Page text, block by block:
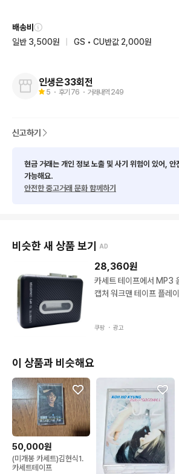
배송비
일반 3,500원
GS • CU반값 2,000원
인생은33회전
5 ・ 후기 76 ・ 거래내역 249
신고하기
현금 거래는 개인 정보 노출 및 사기 위험이 있어, 안
가능해요.
안전한 중고거래 문화 함께하기
비슷한 새 상품 보기 AD
28,360원
카세트 테이프에서 MP3
캡처 워크맨 테이프 플레
쿠팡 ・ 광고
이 상품과 비슷해요
50,000원
(미개봉 카세트)김현식1.
카세트테이프